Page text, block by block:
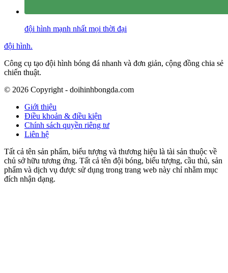
đội hình mạnh nhất mọi thời đại
đội hình.
Công cụ tạo đội hình bóng đá nhanh và đơn giản, cộng đồng chia sẻ
chiến thuật.
© 2026 Copyright - doihinhbongda.com
Giới thiệu
Điều khoản & điều kiện
Chính sách quyền riêng tư
Liên hệ
Tất cả tên sản phẩm, biểu tượng và thương hiệu là tài sản thuộc về
chủ sở hữu tương ứng. Tất cả tên đội bóng, biểu tượng, cầu thủ, sản
phẩm và dịch vụ được sử dụng trong trang web này chỉ nhằm mục
đích nhận dạng.